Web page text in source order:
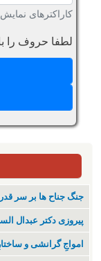
کاراکترهای نمایش
لطفا حروف را با
جنگ جناح ها بر سر قدرت
پیروزی دکتر عبدال السید
‌امواجِ گرانشی و ساختارِ